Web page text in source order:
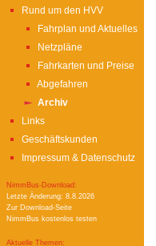
Rund um den HVV
Fahrplan und Aktuelles
Netzpläne
Fahrkarten und Preise
Abgefahren
Archiv
Links
Geschäftskunden
Impressum & Datenschutz
NimmBus-Download:
Letzte Änderung: 8.8.2026
Zur Download-Seite
NimmBus kostenlos testen
Aktuelle Themen: